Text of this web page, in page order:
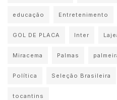
educação Entretenimento
GOL DE PLACA Inter
Miracema Palmas
Política Seleção Brasileira
tocantins